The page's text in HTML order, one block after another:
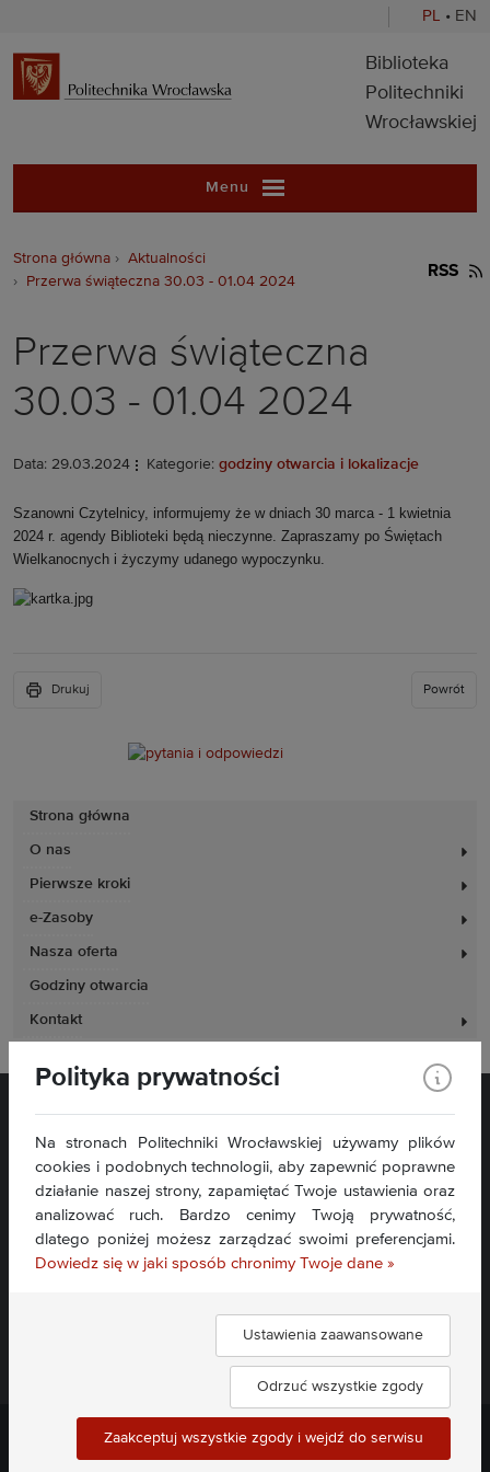
PL • EN
Biblioteka
Biblioteka
Politechniki
Wrocławskiej
Menu
Strona główna
O nas
Pierwsze kroki
e-Zasoby
Nasza oferta
Godziny otwarcia
Kontakt
Strona główna
Aktualności
Przerwa świąteczna 30.03 - 01.04 2024
RSS
Przerwa świąteczna
30.03 - 01.04 2024
Data: 29.03.2024 Kategorie: godziny otwarcia i lokalizacje
Szanowni Czytelnicy, informujemy że w dniach 30 marca - 1 kwietnia
2024 r. agendy Biblioteki będą nieczynne. Zapraszamy po Świętach
Wielkanocnych i życzymy udanego wypoczynku.
Drukuj Powrót
Plac Grunwaldzki 11
50-377 Wrocław
Deklaracja dostępności
Politechnika Wrocławska ©2026
Polityka prywatności
Na stronach Politechniki Wrocławskiej używamy plików
cookies i podobnych technologii, aby zapewnić poprawne
działanie naszej strony, zapamiętać Twoje ustawienia oraz
analizować ruch. Bardzo cenimy Twoją prywatność,
dlatego poniżej możesz zarządzać swoimi preferencjami.
Dowiedz się w jaki sposób chronimy Twoje dane »
Ustawienia zaawansowane
Odrzuć wszystkie zgody
Zaakceptuj wszystkie zgody i wejdź do serwisu